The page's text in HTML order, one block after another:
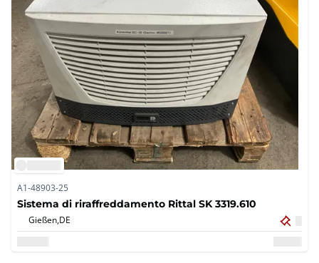
A1-48903-25
Sistema di riraffreddamento Rittal SK 3319.610
Gießen,DE